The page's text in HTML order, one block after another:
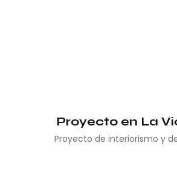
Proyecto en La
Proyecto de interiorismo y